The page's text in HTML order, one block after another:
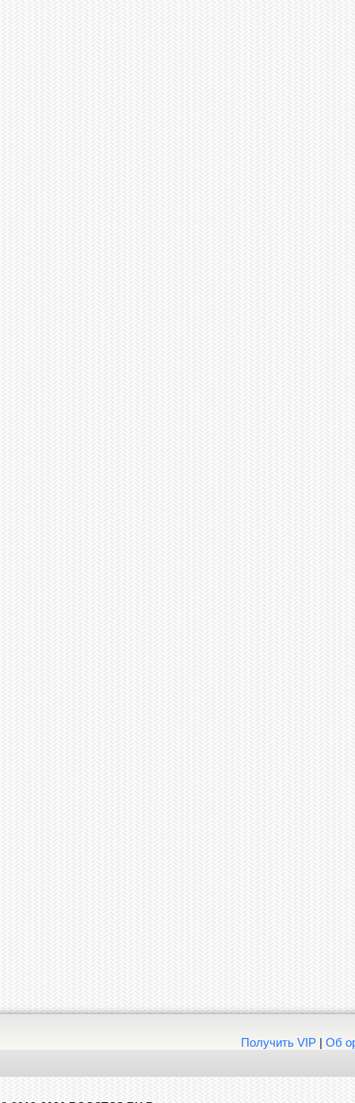
Получить VIP| Об